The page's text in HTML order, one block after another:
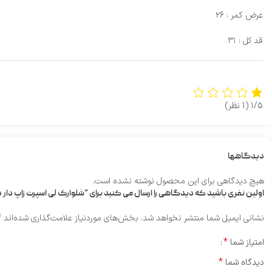
عرض کمر : ۲۶
قد کل : ۳۱
1/5 (1 نظر)
دیدگاهها
هیچ دیدگاهی برای این محصول نوشته نشده است.
اولین نفری باشید که دیدگاهی را ارسال می کنید برای “شلوارک لی اسپرت زاپ دار
نشانی ایمیل شما منتشر نخواهد شد. بخش‌های موردنیاز علامت‌گذاری شده‌اند
امتیاز شما *
دیدگاه شما *